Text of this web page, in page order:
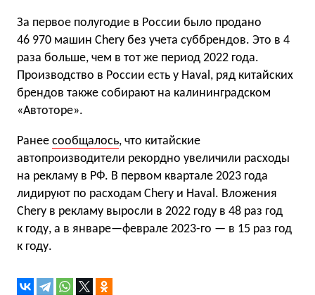
За первое полугодие в России было продано
46 970 машин Chery без учета суббрендов. Это в 4
раза больше, чем в тот же период 2022 года.
Производство в России есть у Haval, ряд китайских
брендов также собирают на калининградском
«Автоторе».
Ранее сообщалось, что китайские
автопроизводители рекордно увеличили расходы
на рекламу в РФ. В первом квартале 2023 года
лидируют по расходам Chery и Haval. Вложения
Chery в рекламу выросли в 2022 году в 48 раз год
к году, а в январе—феврале 2023-го — в 15 раз год
к году.